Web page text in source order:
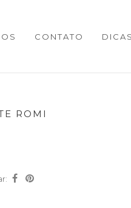
CONTATO
ROMI